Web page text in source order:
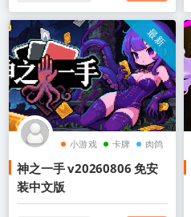
最新
小游戏 卡牌 肉鸽
神之一手 v20260806 免安
装中文版